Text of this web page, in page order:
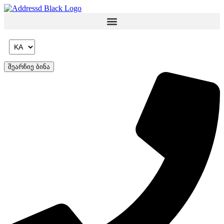
Skip
შეარჩიე ბინა